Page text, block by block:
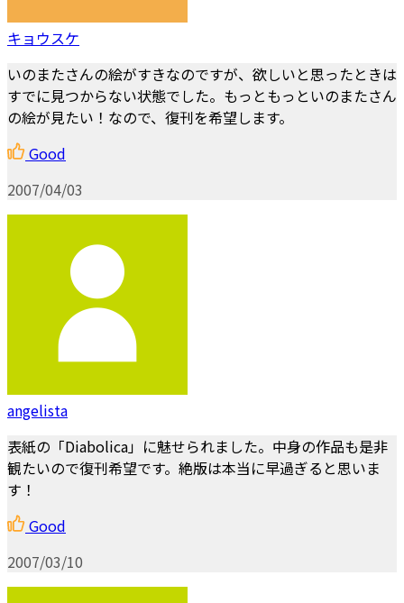
キョウスケ
いのまたさんの絵がすきなのですが、欲しいと思ったときは
すでに見つからない状態でした。もっともっといのまたさん
の絵が見たい！なので、復刊を希望します。
Good
2007/04/03
angelista
表紙の「Diabolica」に魅せられました。中身の作品も是非
観たいので復刊希望です。絶版は本当に早過ぎると思いま
す！
Good
2007/03/10